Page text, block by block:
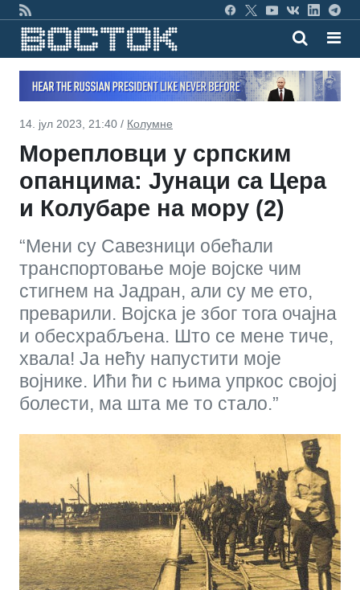
14. јул 2023, 21:40 / Колумне
Морепловци у српским
опанцима: Јунаци са Цера
и Колубаре на мору (2)
“Мени су Савезници обећали
транспортовање моје војске чим
стигнем на Јадран, али су ме ето,
преварили. Војска је због тога очајна
и обесхрабљена. Што се мене тиче,
хвала! Ја нећу напустити моје
војнике. Ићи ћи с њима упркос својој
болести, ма шта ме то стало.”